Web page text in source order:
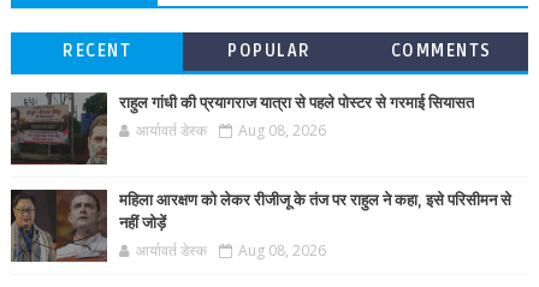
RECENT POPULAR COMMENTS
राहुल गांधी की प्रयागराज यात्रा से पहले पोस्टर से गरमाई सियासत
आर्यावर्त डेस्क Aug 08, 2026
महिला आरक्षण को लेकर रीजीजू के तंज पर राहुल ने कहा, इसे परिसीमन से
नहीं जोड़ें
आर्यावर्त डेस्क Aug 08, 2026